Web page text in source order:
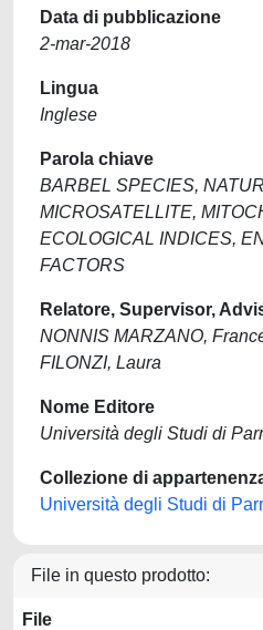
Data di pubblicazione
2-mar-2018
Lingua
Inglese
Parola chiave
BARBEL SPECIES,
MICROSATELLITE,
ECOLOGICAL INDICES,
FACTORS
Relatore, Supervisor,
NONNIS MARZANO,
FILONZI, Laura
Nome Editore
Università degli Studi di
Collezione di
Università degli Studi di
File in questo prodotto:
File